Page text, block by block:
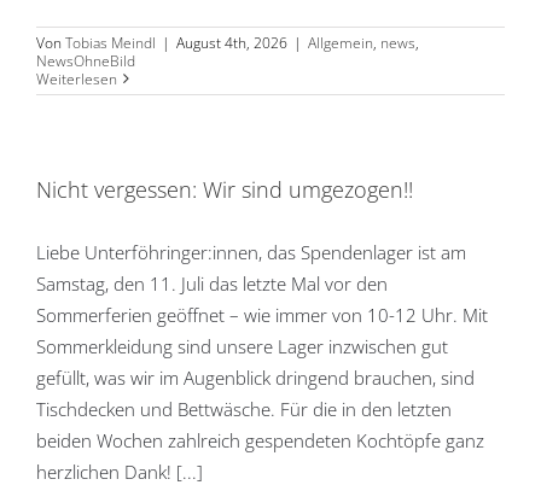
Von Tobias Meindl | August 4th, 2026 | Allgemein, news,
NewsOhneBild
Weiterlesen
Nicht vergessen: Wir sind umgezogen!!
Liebe Unterföhringer:innen, das Spendenlager ist am
Samstag, den 11. Juli das letzte Mal vor den
Sommerferien geöffnet – wie immer von 10-12 Uhr. Mit
Sommerkleidung sind unsere Lager inzwischen gut
gefüllt, was wir im Augenblick dringend brauchen, sind
Tischdecken und Bettwäsche. Für die in den letzten
beiden Wochen zahlreich gespendeten Kochtöpfe ganz
herzlichen Dank! [...]